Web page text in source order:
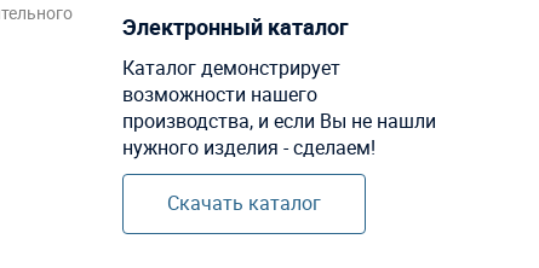
Электронный каталог
Каталог демонстрирует
возможности нашего
производства, и если Вы не нашли
нужного изделия - сделаем!
Скачать каталог